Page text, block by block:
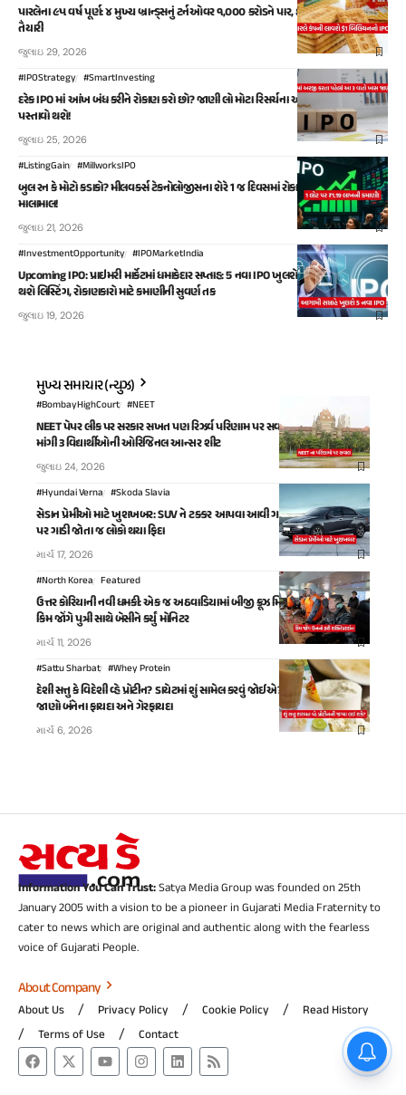
પારલેના ૯૫ વર્ષ પૂર્ણ: ૪ મુખ્ય બ્રાન્ડ્સનું ટર્નઓવર ૧,૦૦૦ કરોડને પાર, હવે IPO લાવવાની
તૈયારી
જુલાઇ 29, 2026
#IPOStrategy #SmartInvesting
દરેક IPO માં આંખ બંધ કરીને રોકાણ કરો છો? જાણી લો મોટા રિસર્ચના આ આંકડા, નહીંતર
પસ્તાવો થશે!
જુલાઇ 25, 2026
#ListingGain #MillworksIPO
બુલ રન કે મોટો કડાકો? મીલવર્ક્સ ટેકનોલોજીસના શેરે 1 જ દિવસમાં રોકાણકારોને કર્યા
માલામાલ!
જુલાઇ 21, 2026
#InvestmentOpportunity #IPOMarketIndia
Upcoming IPO: પ્રાઇમરી માર્કેટમાં ધમાકેદાર સપ્તાહ: 5 નવા IPO ખુલશે અને 4 કંપનીઓનું
થશે લિસ્ટિંગ, રોકાણકારો માટે કમાણીની સુવર્ણ તક
જુલાઇ 19, 2026
મુખ્ય સમાચાર (ન્યુઝ)
#BombayHighCourt #NEET
NEET પેપર લીક પર સરકાર સખત પણ રિઝર્વ પરિણામ પર સવાલ: બોમ્બે હાઈકોર્ટે
માંગી ૩ વિદ્યાર્થીઓની ઓરિજિનલ આન્સર શીટ
જુલાઇ 24, 2026
#Hyundai Verna #Skoda Slavia
સેડાન પ્રેમીઓ માટે ખુશખબર: SUV ને ટક્કર આપવા આવી ગઈ નવી રફ્તાર, શોરૂમ
પર ગાડી જોતા જ લોકો થયા ફિદા
માર્ચ 17, 2026
#North Korea Featured
ઉત્તર કોરિયાની નવી ધમકી: એક જ અઠવાડિયામાં બીજી ક્રૂઝ મિસાઈલનું પરીક્ષણ,
કિમ જોંગે પુત્રી સાથે બેસીને કર્યું મોનિટર
માર્ચ 11, 2026
#Sattu Sharbat #Whey Protein
દેશી સત્તુ કે વિદેશી વ્હે પ્રોટીન? ડાયેટમાં શું સામેલ કરવું જોઈએ? એક્સપર્ટ પાસેથી
જાણો બંનેના ફાયદા અને ગેરફાયદા
માર્ચ 6, 2026
Information You Can Trust:Satya Media Group was founded on 25th
January 2005 with a vision to be a pioneer in Gujarati Media Fraternity to
cater to news which are original and authentic along with the fearless
voice of Gujarati People.
About Company
About Us Privacy Policy Cookie Policy
Read History
Terms of Use
Contact
જાહેરાત કરતા મુખ્યમંત્રી શ્રી
ભૂપ